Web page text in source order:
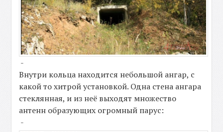
-
Внутри кольца находится небольшой ангар, с
какой то хитрой установкой. Одна стена ангара
стеклянная, и из неё выходят множество
антенн образующих огромный парус:
-